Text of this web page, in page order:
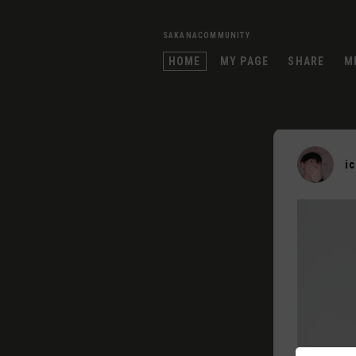
SAKANACOMMUNITY
HOME MY PAGE SHARE